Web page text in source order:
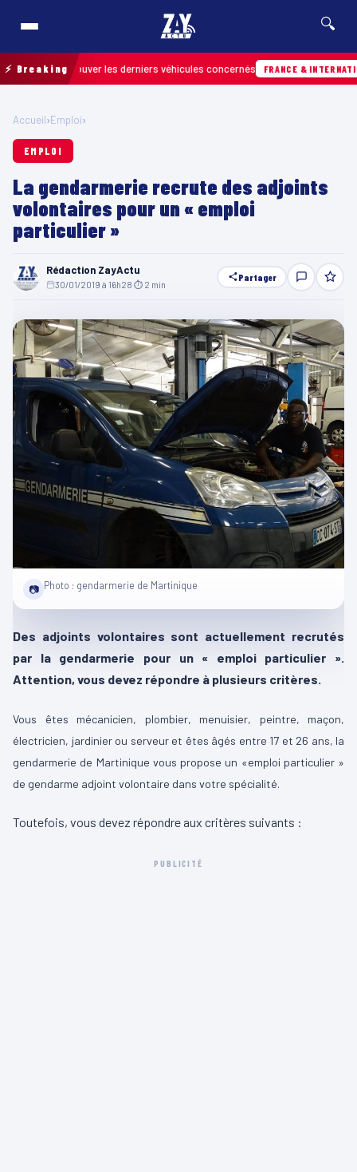
🔍
⚡ Breaking
retrouver les derniers véhicules concernés FRANCE & INTERNATIONALE
Accueil›Emploi›
EMPLOI
La gendarmerie recrute des adjoints
volontaires pour un « emploi
particulier »
Rédaction ZayActu
30/01/2019 à 16h28 ⏱ 2 min
Partager
📷 Photo : gendarmerie de Martinique
Des adjoints volontaires sont actuellement recrutés
par la gendarmerie pour un « emploi particulier ».
Attention, vous devez répondre à plusieurs critères.
Vous êtes mécanicien, plombier, menuisier, peintre, maçon,
électricien, jardinier ou serveur et êtes âgés entre 17 et 26 ans, la
gendarmerie de Martinique vous propose un «emploi particulier »
de gendarme adjoint volontaire dans votre spécialité.
Toutefois, vous devez répondre aux critères suivants :
PUBLICITÉ